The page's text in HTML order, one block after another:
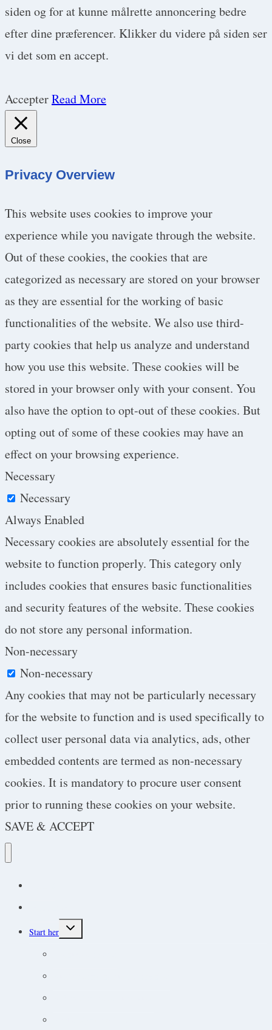
siden og for at kunne målrette annoncering bedre
efter dine præferencer. Klikker du videre på siden ser
vi det som en accept.
AccepterRead More
Close
Privacy Overview
This website uses cookies to improve your
experience while you navigate through the website.
Out of these cookies, the cookies that are
categorized as necessary are stored on your browser
as they are essential for the working of basic
functionalities of the website. We also use third-
party cookies that help us analyze and understand
how you use this website. These cookies will be
stored in your browser only with your consent. You
also have the option to opt-out of these cookies. But
opting out of some of these cookies may have an
effect on your browsing experience.
Necessary
Necessary
Always Enabled
Necessary cookies are absolutely essential for the
website to function properly. This category only
includes cookies that ensures basic functionalities
and security features of the website. These cookies
do not store any personal information.
Non-necessary
Non-necessary
Any cookies that may not be particularly necessary
for the website to function and is used specifically to
collect user personal data via analytics, ads, other
embedded contents are termed as non-necessary
cookies. It is mandatory to procure user consent
prior to running these cookies on your website.
SAVE & ACCEPT
Start her
Toggle
child